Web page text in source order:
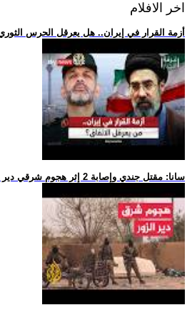
اخر الافلام
.. أزمة القرار في إيران.. هل يعرقل الحرس
.. سانا: مقتل جندي وإصابة 2 إثر هجوم شرقي دير الزور